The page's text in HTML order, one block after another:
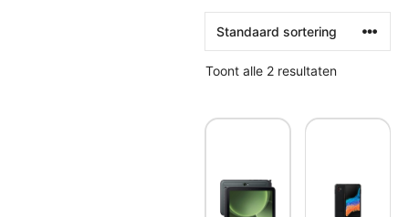
Toont alle 2 resultaten